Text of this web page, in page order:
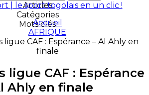
Articles
Catégories
Mots clés
Accueil
AFRIQUE
ligue CAF : Espérance – Al Ahly en
finale
ligue CAF : Espérance
Ahly en finale